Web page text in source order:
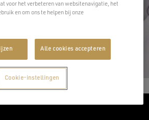
voor het verbeteren van websitenavigatie, het
en om ons te helpen bij onze
Alle cookies accepteren
Cookie-instellingen